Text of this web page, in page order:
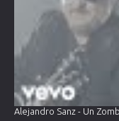
Alejandro Sanz - Un